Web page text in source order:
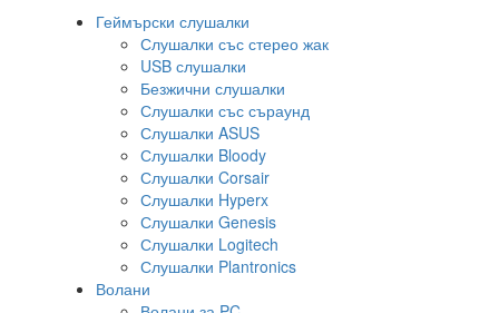
Геймърски слушалки
Слушалки със стерео жак
USB слушалки
Безжични слушалки
Слушалки със съраунд
Слушалки ASUS
Слушалки Bloody
Слушалки Corsair
Слушалки Hyperx
Слушалки Genesis
Слушалки Logitech
Слушалки Plantronics
Волани